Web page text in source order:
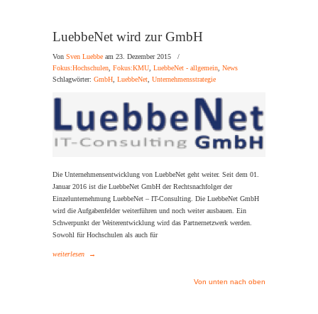
LuebbeNet wird zur GmbH
Von Sven Luebbe am 23. Dezember 2015
/
Fokus:Hochschulen, Fokus:KMU, LuebbeNet - allgemein, News
Schlagwörter: GmbH, LuebbeNet, Unternehmensstrategie
Die Unternehmensentwicklung von LuebbeNet geht weiter. Seit dem 01.
Januar 2016 ist die LuebbeNet GmbH der Rechtsnachfolger der
Einzelunternehmung LuebbeNet – IT-Consulting. Die LuebbeNet GmbH
wird die Aufgabenfelder weiterführen und noch weiter ausbauen. Ein
Schwerpunkt der Weiterentwicklung wird das Partnernetzwerk werden.
Sowohl für Hochschulen als auch für
weiterlesen →
Von unten nach oben